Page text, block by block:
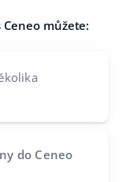
můžete:
do Ceneo